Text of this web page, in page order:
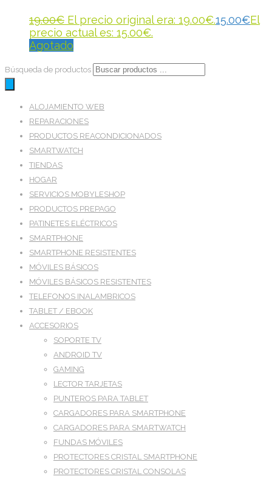
19.00€ El precio original era: 19.00€.15.00€El
precio actual es: 15.00€.
Agotado
Búsqueda de productos
ALOJAMIENTO WEB
REPARACIONES
PRODUCTOS REACONDICIONADOS
SMARTWATCH
TIENDAS
HOGAR
SERVICIOS MOBYLESHOP
PRODUCTOS PREPAGO
PATINETES ELÉCTRICOS
SMARTPHONE
SMARTPHONE RESISTENTES
MÓVILES BÁSICOS
MÓVILES BÁSICOS RESISTENTES
TELEFONOS INALAMBRICOS
TABLET / EBOOK
ACCESORIOS
SOPORTE TV
ANDROID TV
GAMING
LECTOR TARJETAS
PUNTEROS PARA TABLET
CARGADORES PARA SMARTPHONE
CARGADORES PARA SMARTWATCH
FUNDAS MÓVILES
PROTECTORES CRISTAL SMARTPHONE
PROTECTORES CRISTAL CONSOLAS